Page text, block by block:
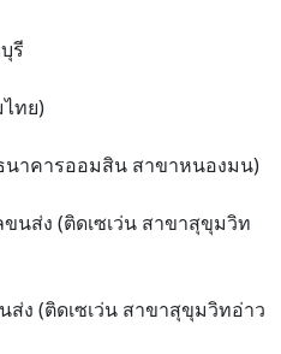
รี
ทย)
าคารออมสิน สาขาหนองมน)
นส่ง (ติดเซเว่น สาขาสุขุมวิท
ง (ติดเซเว่น สาขาสุขุมวิทอ่าว